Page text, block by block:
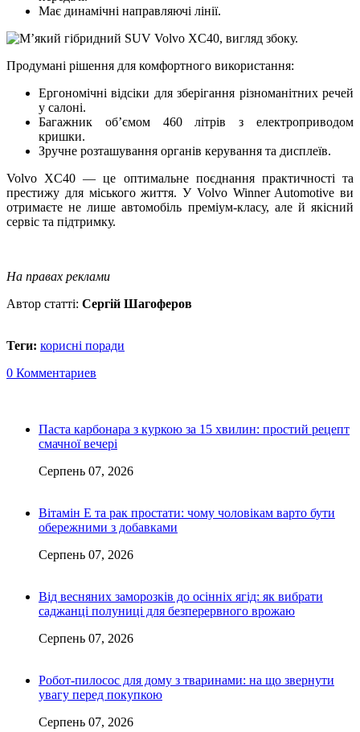
Має динамічні направляючі лінії.
Продумані рішення для комфортного використання:
Ергономічні відсіки для зберігання різноманітних речей
у салоні.
Багажник об’ємом 460 літрів з електроприводом
кришки.
Зручне розташування органів керування та дисплеїв.
Volvo XC40 — це оптимальне поєднання практичності та
престижу для міського життя. У Volvo Winner Automotive ви
отримаєте не лише автомобіль преміум-класу, але й якісний
сервіс та підтримку.
На правах реклами
Автор статті: Сергій Шагоферов
Теги: корисні поради
0 Комментариев
Паста карбонара з куркою за 15 хвилин: простий рецепт
смачної вечері
Серпень 07, 2026
Вітамін Е та рак простати: чому чоловікам варто бути
обережними з добавками
Серпень 07, 2026
Від весняних заморозків до осінніх ягід: як вибрати
саджанці полуниці для безперервного врожаю
Серпень 07, 2026
Робот-пилосос для дому з тваринами: на що звернути
увагу перед покупкою
Серпень 07, 2026